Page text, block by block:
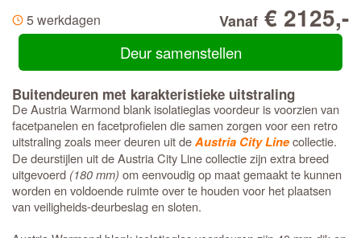
5 werkdagen Vanaf € 2125,-
Deur samenstellen
Buitendeuren met karakteristieke uitstraling
De Austria Warmond blank isolatieglas voordeur is voorzien van
facetpanelen en facetprofielen die samen zorgen voor een retro
uitstraling zoals meer deuren uit deAustria City Linecollectie.
De deurstijlen uit de Austria City Line collectie zijn extra breed
uitgevoerd (180 mm) om eenvoudig op maat gemaakt te kunnen
worden en voldoende ruimte over te houden voor het plaatsen
van veiligheids-deurbeslag en sloten.